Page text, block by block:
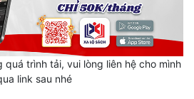
trình tải, vui lòng liên hệ cho mình
link sau nhé